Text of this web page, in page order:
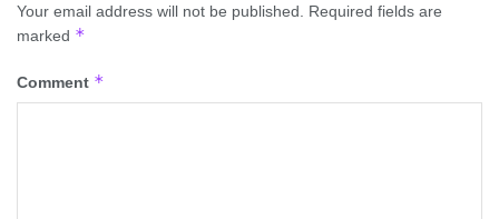
Your email address will not be published.
Required fields are
marked *
Comment *